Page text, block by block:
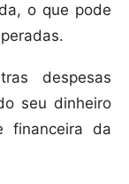
o que pode
despesas
seu dinheiro
financeira da